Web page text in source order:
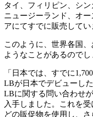
タイ、フィリピン、シ
ニュージーランド、オ
アにてすでに販売してい
このように、世界各国
ようなことがあるのでし
「日本では、すでに
LBが日本でデビューし
LBに関する問い合わせ
入手しました。これを
どの販促物を使用し、